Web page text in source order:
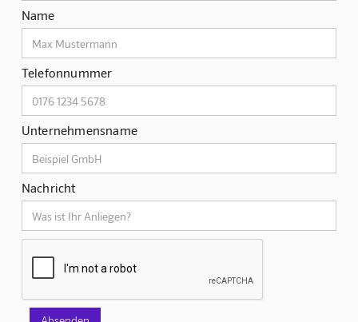
Name
Telefonnummer
Unternehmensname
Nachricht